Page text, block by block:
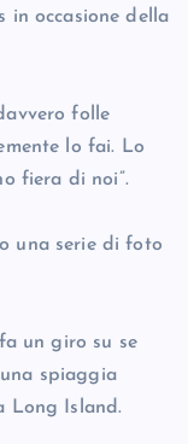
in occasione della
folle
lo fai. Lo
fiera di noi”.
una serie di foto
un giro su se
spiaggia
Long Island.